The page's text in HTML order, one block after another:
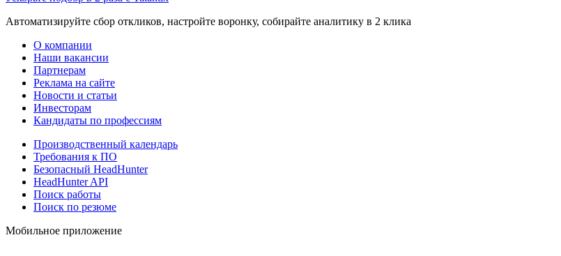
Автоматизируйте сбор откликов, настройте воронку, собирайте аналитику в 2 клика
О компании
Наши вакансии
Партнерам
Реклама на сайте
Новости и статьи
Инвесторам
Кандидаты по профессиям
Производственный календарь
Требования к ПО
Безопасный HeadHunter
HeadHunter API
Поиск работы
Поиск по резюме
Мобильное приложение